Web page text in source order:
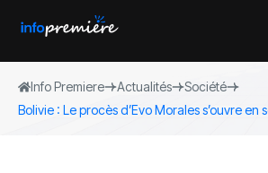
Info Premiere Actualités
Société
‎Bolivie : Le procès d’Evo Morales s’ouvre en